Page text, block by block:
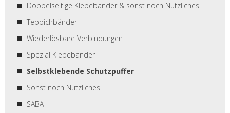
Doppelseitige Klebebänder & sonst noch Nützliches
Teppichbänder
Wiederlösbare Verbindungen
Spezial Klebebänder
Selbstklebende Schutzpuffer
Sonst noch Nützliches
SABA